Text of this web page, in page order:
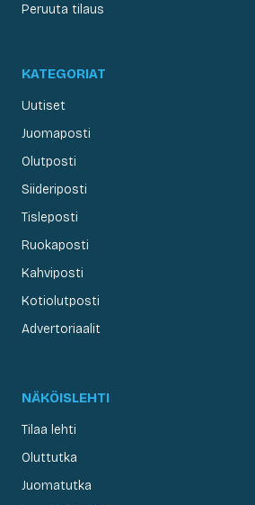
Peruuta tilaus
KATEGORIAT
Uutiset
Juomaposti
Olutposti
Siideriposti
Tisleposti
Ruokaposti
Kahviposti
Kotiolutposti
Advertoriaalit
NÄKÖISLEHTI
Tilaa lehti
Oluttutka
Juomatutka